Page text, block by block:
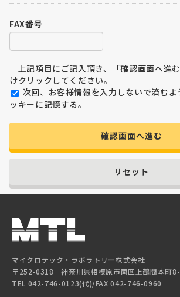
FAX番号
上記項目にご記入頂き、「確認画面へ進
けクリックしてください。
ッキーに記憶する。
確認画面へ進む
リセット
マイクロテック・ラボラトリー株式会社
〒252-0318 神奈川県相模原市南区上鶴間本町
TEL 042-746-0123(代)/FAX 042-746-0960